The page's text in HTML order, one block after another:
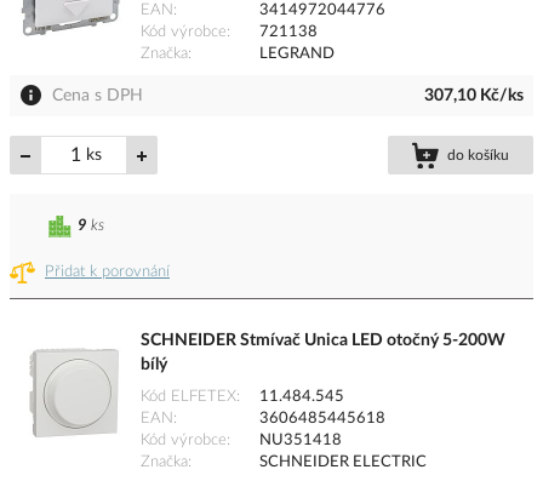
EAN
3414972044776
Kód výrobce
721138
Značka
LEGRAND
Cena s DPH 307,10 Kč/ks
ks do košíku
Přidat k porovnání
9 ks
SCHNEIDER Stmívač Unica LED otočný 5-200W
bílý
Kód ELFETEX
11.484.545
EAN
3606485445618
Kód výrobce
NU351418
Značka
SCHNEIDER ELECTRIC